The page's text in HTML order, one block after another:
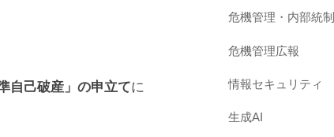
自己破産」の申立てに
危機管理・内部統制
危機管理広報
情報セキュリティ
生成AI